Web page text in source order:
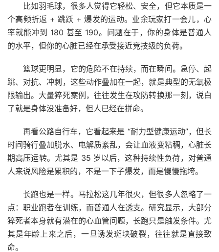
比如羽毛球，很多人觉得它轻松、安全，但它本质是一
个高频折返 + 跳跃 + 爆发的运动。业余玩家打一会儿，心
率就能冲到 180 甚至 190。问题在于，你的身体是普通人
的水平，但你的心脏已经在承受接近竞技级的负荷。
篮球更明显，它的危险不在持续，而在瞬间。急停、起
跳、对抗、冲刺，这些动作叠加在一起，就是典型的无氧极
限输出。大量猝死案例，往往发生在攻防转换那一刻，说白
了就是身体没准备好，但人已经在拼命。
再看公路自行车，它看起来是 “耐力型健康运动”，但长
时间骑行叠加脱水、电解质紊乱，会让血液变粘稠，心脏长
期高压运转。尤其是 35 岁以后，这种持续性负荷，对普通
人来说风险是累积的，不是一下子爆发，而是慢慢拖垮。
长跑也是一样。马拉松这几年很火，但很多人忽略了一
点：职业跑者在训练，而普通人在透支。研究显示，大部分
猝死者本身就有潜在的心血管问题，长跑只是触发条件。尤
其是年龄上来之后，一旦诱发斑块破裂，往往就是直接致
命。